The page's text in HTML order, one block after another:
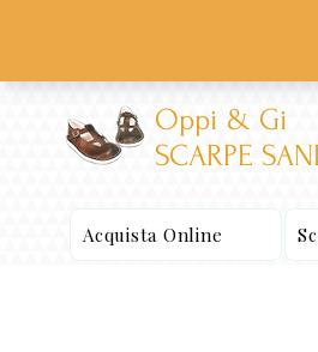
Oppi & Gi
SCARPE
Acquista Online